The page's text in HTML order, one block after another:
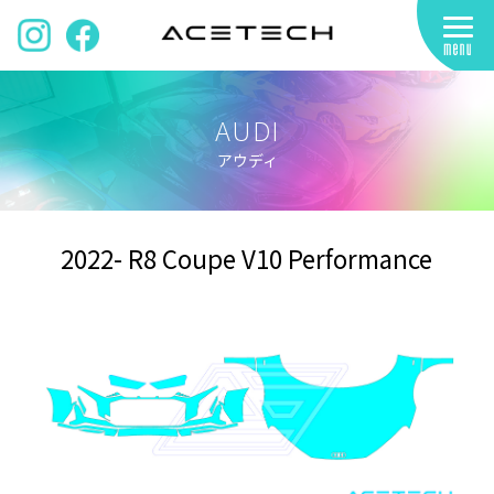
AUDI
アウディ
2022- R8 Coupe V10 Performance